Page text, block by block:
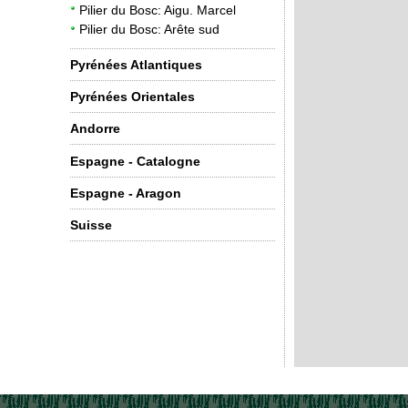
Pilier du Bosc: Aigu. Marcel
Pilier du Bosc: Arête sud
Pyrénées Atlantiques
Pyrénées Orientales
Andorre
Espagne - Catalogne
Espagne - Aragon
Suisse